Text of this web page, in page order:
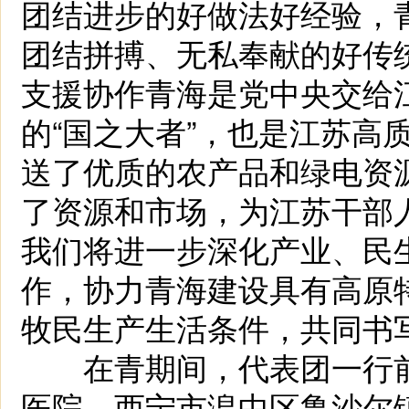
团结进步的好做法好经验
团结拼搏、无私奉献的好
支援协作青海是党中央交
的“国之大者”，也是江苏
送了优质的农产品和绿电
了资源和市场，为江苏干
我们将进一步深化产业、
作，协力青海建设具有高
牧民生产生活条件，共同
在青期间，代表团一行